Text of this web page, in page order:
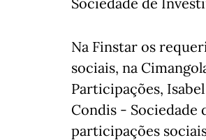
Na Finstar os
sociais, na
Participações,
Condis - Sociedade
participações